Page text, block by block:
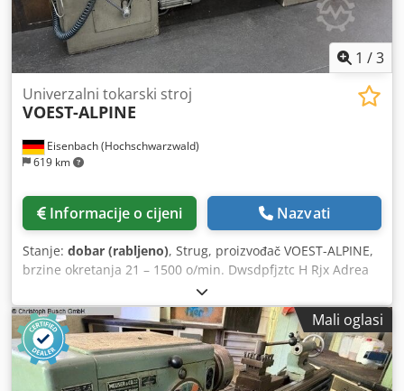
1 /3
Eisenbach (Hochschwarzwald)
619 km
Univerzalni tokarski stroj
VOEST-ALPINE
Informacije o cijeni Nazvati
Stanje: dobar (rabljeno), Strug, proizvođač VOEST-ALPINE,
brzine okretanja 21 – 1500 o/min. Dwsdpfjztc H Rjx Adrea
Mali oglasi